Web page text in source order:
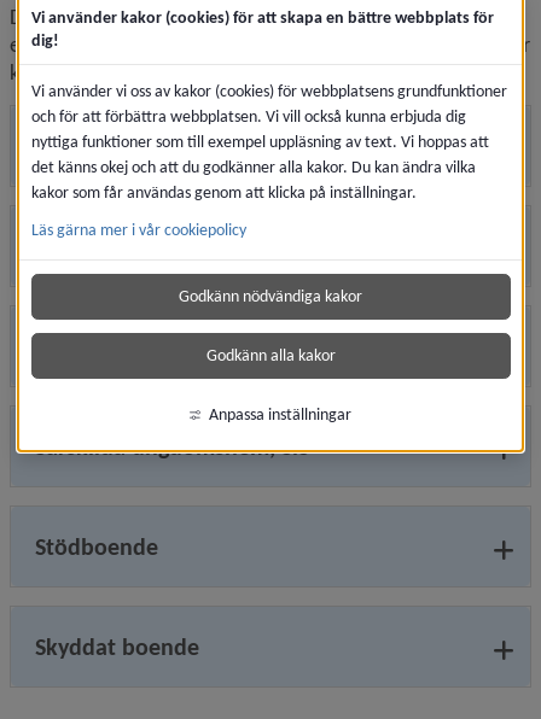
Det är socialtjänstens ansvar att besluta om du ska bo hos
en släkting, i ett familjehem, eller på något annat ställe. Här
kan du läsa mer om ditt boende
Familjehem
HVB-hem
Särskilda ungdomshem, SiS
Stödboende
Skyddat boende
Vi använder kakor (cookies) för att skapa en bättre webbplats för
dig!
Vi använder vi oss av kakor (cookies) för webbplatsens grundfunktioner
och för att förbättra webbplatsen. Vi vill också kunna erbjuda dig
nyttiga funktioner som till exempel uppläsning av text. Vi hoppas att
det känns okej och att du godkänner alla kakor. Du kan ändra vilka
kakor som får användas genom att klicka på inställningar.
Läs gärna mer i vår cookiepolicy
Godkänn nödvändiga kakor
Godkänn alla kakor
Anpassa inställningar